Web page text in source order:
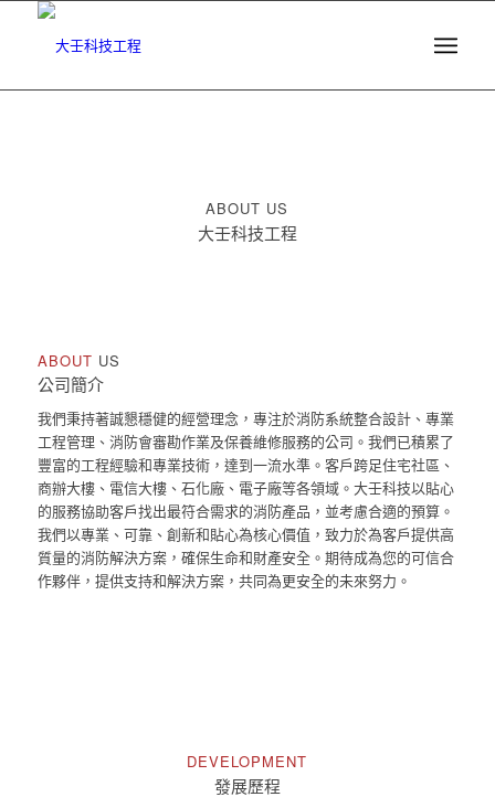
ABOUT US
大壬科技工程
ABOUT US
公司簡介
我們秉持著誠懇穩健的經營理念，專注於消防系統整合設計、專業
工程管理、消防會審勘作業及保養維修服務的公司。我們已積累了
豐富的工程經驗和專業技術，達到一流水準。客戶跨足住宅社區、
商辦大樓、電信大樓、石化廠、電子廠等各領域。大壬科技以貼心
的服務協助客戶找出最符合需求的消防產品，並考慮合適的預算。
我們以專業、可靠、創新和貼心為核心價值，致力於為客戶提供高
質量的消防解決方案，確保生命和財產安全。期待成為您的可信合
作夥伴，提供支持和解決方案，共同為更安全的未來努力。
DEVELOPMENT
發展歷程